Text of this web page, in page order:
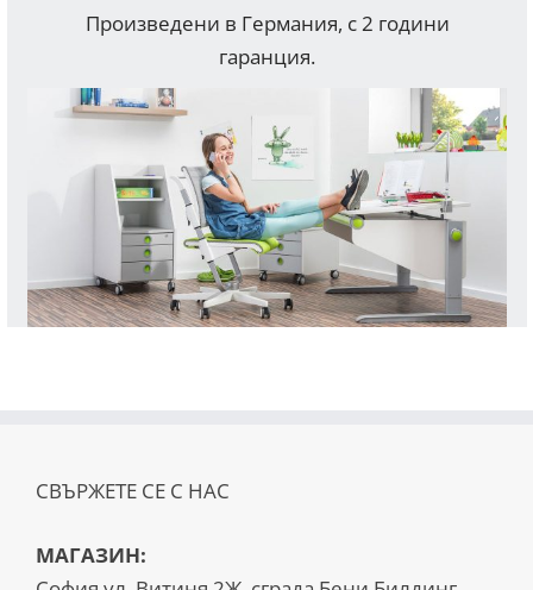
Произведени в Германия, с 2 години
гаранция.
СВЪРЖЕТЕ СЕ С НАС
МАГАЗИН: